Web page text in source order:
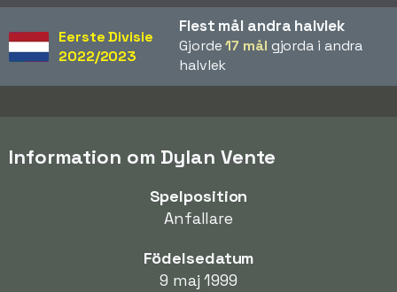
Eerste Divisie
2022/2023
Flest mål andra halvlek
Gjorde17 mål gjorda i andra
halvlek
Information om Dylan Vente
Spelposition
Anfallare
Födelsedatum
9 maj 1999